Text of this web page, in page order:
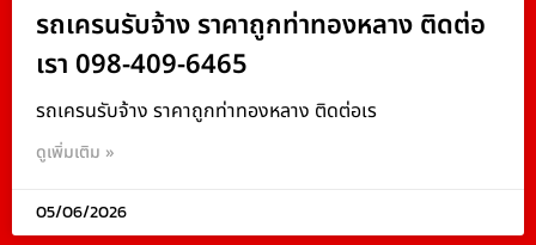
รถเครนรับจ้าง ราคาถูกท่าทองหลาง ติดต่อ
เรา 098-409-6465
รถเครนรับจ้าง ราคาถูกท่าทองหลาง ติดต่อเร
ดูเพิ่มเติม »
05/06/2026